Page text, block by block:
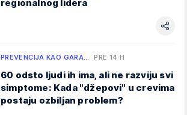
regionalnog lidera
PREVENCIJA KAO GARA… PRE 14 H
60 odsto ljudi ih ima, ali ne razviju svi
simptome: Kada "džepovi" u crevima
postaju ozbiljan problem?